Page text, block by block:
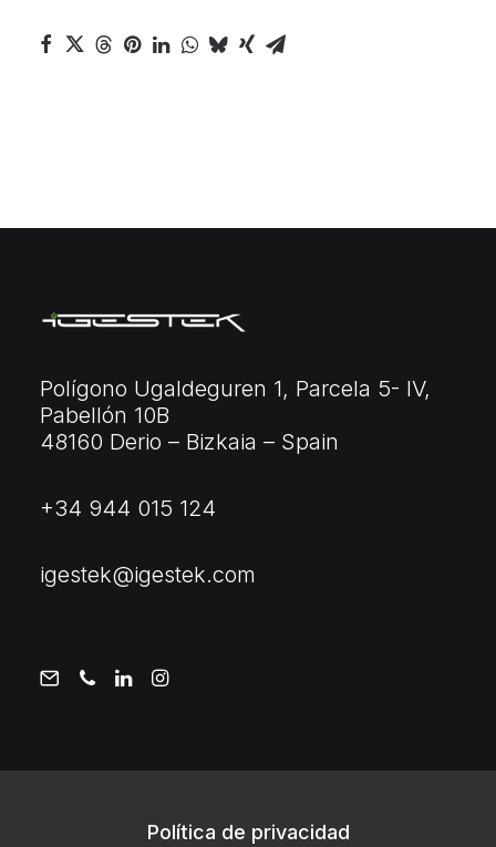
Polígono Ugaldeguren 1, Parcela 5- IV,
Pabellón 10B
48160 Derio – Bizkaia – Spain
+34 944 015 124
igestek@igestek.com
Política de privacidad